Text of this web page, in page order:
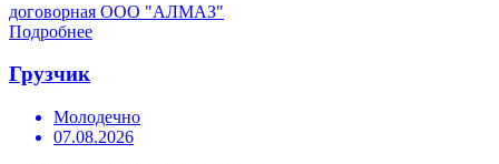
договорная ООО "АЛМАЗ"
Подробнее
Грузчик
Молодечно
07.08.2026